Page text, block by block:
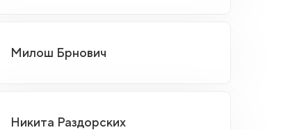
Милош Брнович
Никита Раздорских